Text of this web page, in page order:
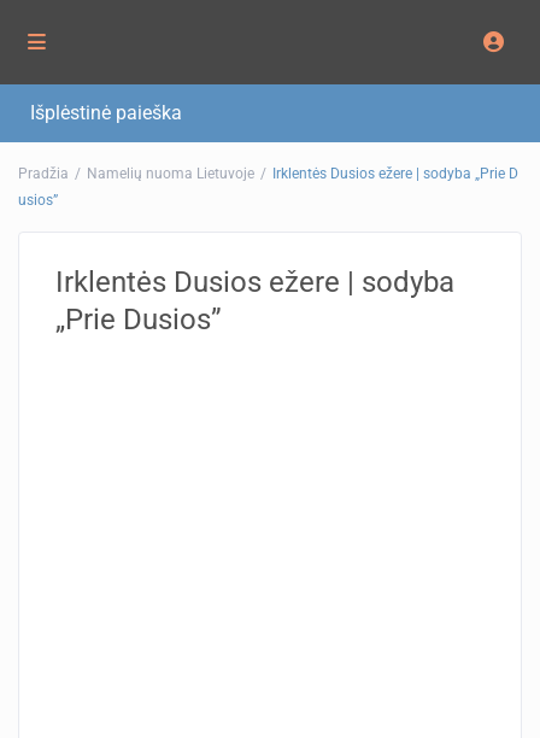
Išplėstinė paieška
Pradžia Namelių nuoma Lietuvoje
Irklentės Dusios ežere | sodyba „Prie D
usios”
Irklentės Dusios ežere | sodyba
„Prie Dusios”